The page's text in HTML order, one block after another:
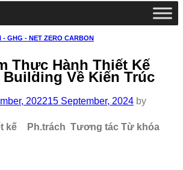
- GHG - NET ZERO CARBON
Thực Hành Thiết Kế
Building Về Kiến Trúc
202215 September, 2024 by
kế Ph.trách Tương tác Từ khóa